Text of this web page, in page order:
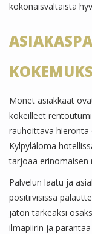
kokonaisvaltaista
Monet asiakkaat
kokeilleet
rauhoittava hieronta
Kylpyläloma
tarjoaa erinomaisen
Palvelun laatu ja
positiivisissa
jätön tärkeäksi
ilmapiirin ja